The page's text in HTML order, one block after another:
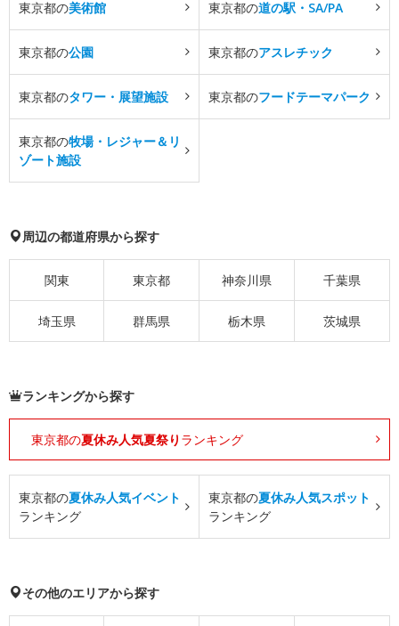
東京都の美術館 東京都の道の駅・SA/PA
東京都の公園 東京都のアスレチック
東京都のタワー・展望施設 東京都のフードテーマパーク
東京都の牧場・レジャー＆リ
ゾート施設
周辺の都道府県から探す
関東 東京都 神奈川県 千葉県
埼玉県 群馬県 栃木県 茨城県
ランキングから探す
東京都の夏休み人気夏祭り ランキング
東京都の夏休み人気イベント
ランキング
東京都の夏休み人気スポット
ランキング
その他のエリアから探す